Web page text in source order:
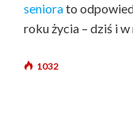
seniorato
roku życia – dziś i
1032